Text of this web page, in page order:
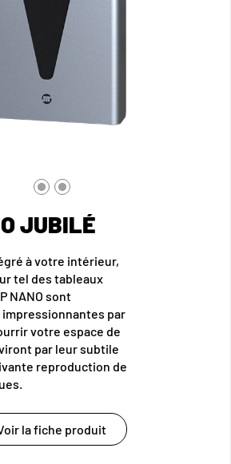
JUBILÉ
à votre intérieur,
tel des tableaux
NANO sont
par
votre espace de
par leur subtile
reproduction de
la fiche produit